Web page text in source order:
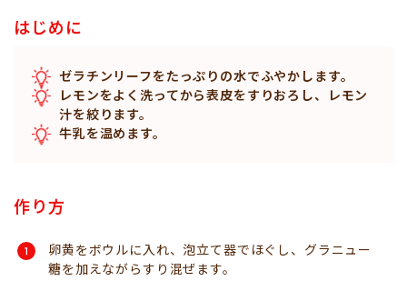
はじめに
ゼラチンリーフをたっぷりの水でふやかします。
レモンをよく洗ってから表皮をすりおろし、レモン
汁を絞ります。
牛乳を温めます。
作り方
卵黄をボウルに入れ、泡立て器でほぐし、グラニュー
糖を加えながらすり混ぜます。